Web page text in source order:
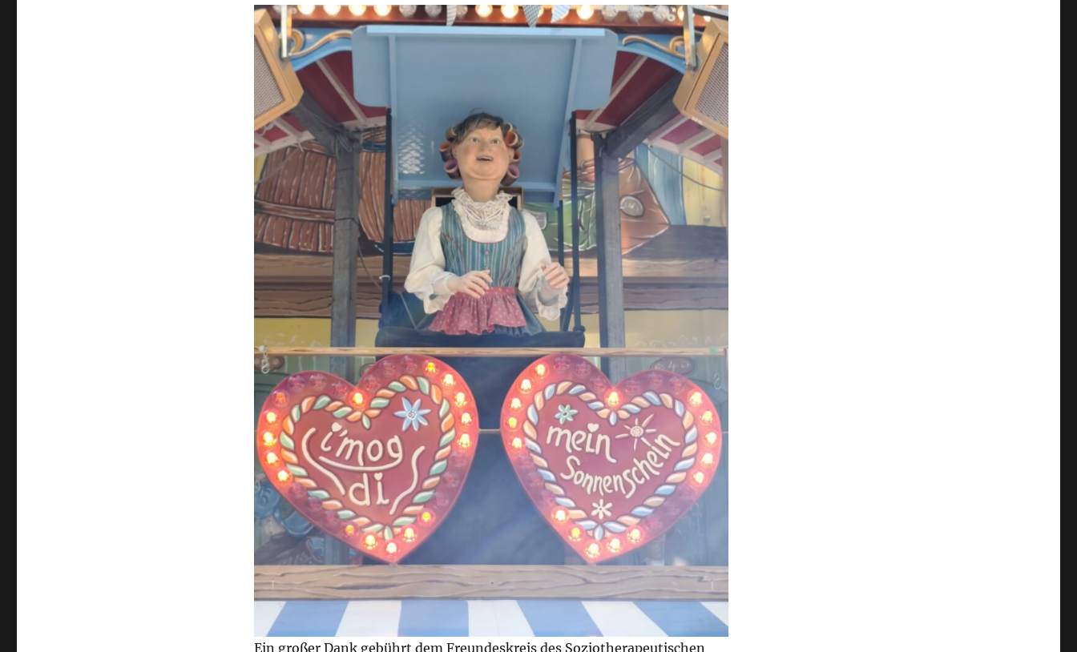
Ein großer Dank gebührt dem Freundeskreis des Soziotherapeutischen